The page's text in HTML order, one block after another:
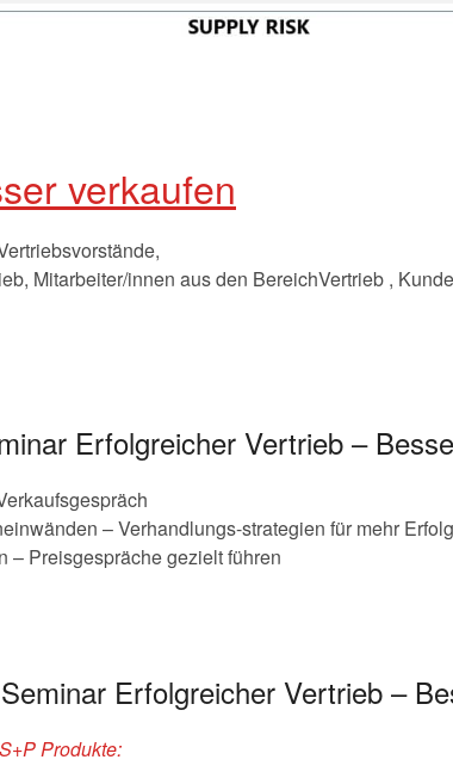
verkaufen
Mitarbeiter/innen aus den BereichVertrieb ,
Erfolgreicher Vertrieb –
– Verhandlungs-strategien für mehr Erfolg
– Preisgespräche gezielt führen
Erfolgreicher Vertrieb –
Produkte: